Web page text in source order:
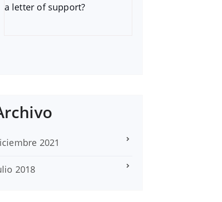
a letter of support?
2021
2018